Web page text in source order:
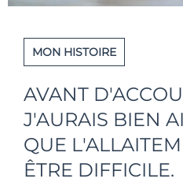
MON HISTOIRE
AVANT
J'AURAIS BIEN
QUE
ÊTRE DIFFICILE.